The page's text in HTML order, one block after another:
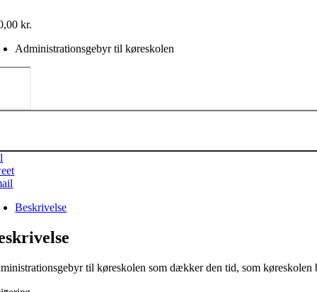
kr.
Administrationsgebyr til køreskolen
Beskrivelse
til køreskolen som dækker den tid, som